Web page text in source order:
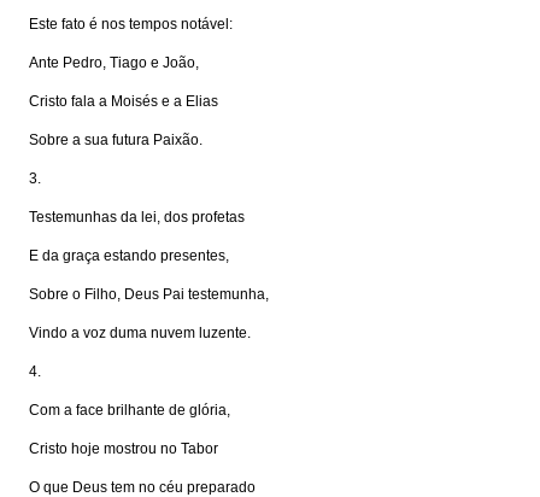
Este fato é nos tempos notável:
Ante Pedro, Tiago e João,
Cristo fala a Moisés e a Elias
Sobre a sua futura Paixão.
3.
Testemunhas da lei, dos profetas
E da graça estando presentes,
Sobre o Filho, Deus Pai testemunha,
Vindo a voz duma nuvem luzente.
4.
Com a face brilhante de glória,
Cristo hoje mostrou no Tabor
O que Deus tem no céu preparado